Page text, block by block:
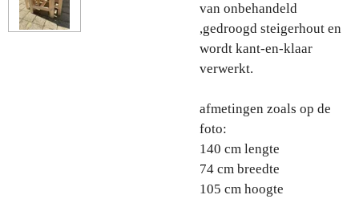
van onbehandeld
,gedroogd steigerhout en
wordt kant-en-klaar
verwerkt.
afmetingen zoals op de
foto:
140 cm lengte
74 cm breedte
105 cm hoogte